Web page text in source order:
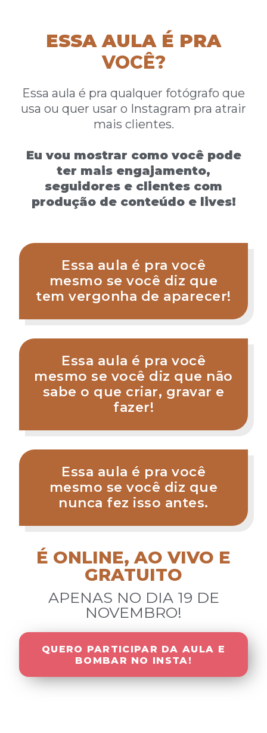
ESSA AULA É PRA
VOCÊ?
Essa aula é pra qualquer fotógrafo que
usa ou quer usar o Instagram pra atrair
mais clientes.
Eu vou mostrar como você pode
ter mais engajamento,
seguidores e clientes com
produção de conteúdo e lives!
Essa aula é pra você
mesmo se você diz que
tem vergonha de aparecer!
Essa aula é pra você
mesmo se você diz que não
sabe o que criar, gravar e
fazer!
Essa aula é pra você
mesmo se você diz que
nunca fez isso antes.
É ONLINE, AO VIVO E
GRATUITO
APENAS NO DIA 19 DE
NOVEMBRO!
QUERO PARTICIPAR DA AULA E
BOMBAR NO INSTA!